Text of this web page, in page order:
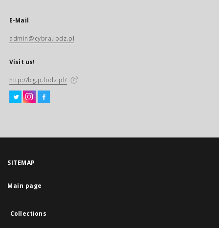
E-Mail
admin@cybra.lodz.pl
Visit us!
http://bg.p.lodz.pl/
SITEMAP
Main page
Collections